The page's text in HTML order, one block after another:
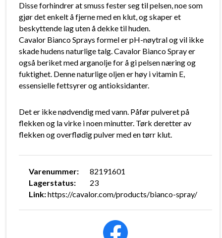
Varenummer:
82191601
Lagerstatus:
23
Link:https://cavalor.com/products/bianco-spray/
Disse forhindrer at smuss fester seg til pelsen, noe som
gjør det enkelt å fjerne med en klut, og skaper et
beskyttende lag uten å dekke til huden.
Cavalor Bianco Sprays formel er pH-nøytral og vil ikke
skade hudens naturlige talg. Cavalor Bianco Spray er
også beriket med arganolje for å gi pelsen næring og
fuktighet. Denne naturlige oljen er høy i vitamin E,
essensielle fettsyrer og antioksidanter.
Det er ikke nødvendig med vann. Påfør pulveret på
flekken og la virke i noen minutter. Tørk deretter av
flekken og overflødig pulver med en tørr klut.